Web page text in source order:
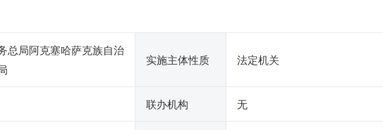
总局阿克塞哈萨克族自治
实施主体性质 法定机关
联办机构 无